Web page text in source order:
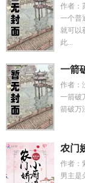
作者：
一个普
就可以
此...
一箭
作者：
一箭破
箭破万
农门
作者：
男主是